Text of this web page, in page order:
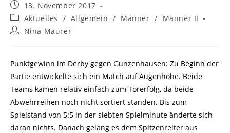
Beitrag
veröffentlicht:
13. November 2017
Beitrags-
Kategorie:
Aktuelles / Allgemein / Männer /
Männer II
Beitrags-Nina Maurer
Punktgewinn im Derby gegen Gunzenhausen: Zu Beginn der
Partie entwickelte sich ein Match auf Augenhöhe. Beide
Teams kamen relativ einfach zum Torerfolg, da beide
Abwehrreihen noch nicht sortiert standen. Bis zum
Spielstand von 5:5 in der siebten Spielminute änderte sich
daran nichts. Danach gelang es dem Spitzenreiter aus